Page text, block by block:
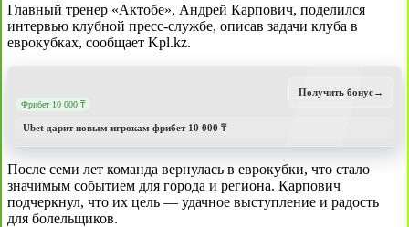
Главный тренер «Актобе», Андрей Карпович, поделился
интервью клубной пресс-службе, описав задачи клуба в
еврокубках, сообщает Kpl.kz.
Фрибет 10 000 ₸
Ubet дарит новым игрокам фрибет 10 000 ₸
Получить бонус→
После семи лет команда вернулась в еврокубки, что стало
значимым событием для города и региона. Карпович
подчеркнул, что их цель — удачное выступление и радость
для болельщиков.